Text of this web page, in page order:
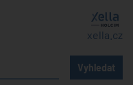
xella.cz